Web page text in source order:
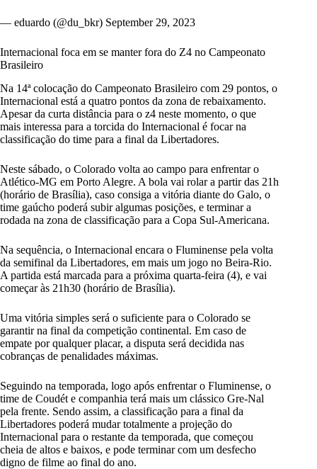
— eduardo (@du_bkr) September 29, 2023
Internacional foca em se manter fora do Z4 no Campeonato
Brasileiro
Na 14ª colocação do Campeonato Brasileiro com 29 pontos, o
Internacional está a quatro pontos da zona de rebaixamento.
Apesar da curta distância para o z4 neste momento, o que
mais interessa para a torcida do Internacional é focar na
classificação do time para a final da Libertadores.
Neste sábado, o Colorado volta ao campo para enfrentar o
Atlético-MG em Porto Alegre. A bola vai rolar a partir das 21h
(horário de Brasília), caso consiga a vitória diante do Galo, o
time gaúcho poderá subir algumas posições, e terminar a
rodada na zona de classificação para a Copa Sul-Americana.
Na sequência, o Internacional encara o Fluminense pela volta
da semifinal da Libertadores, em mais um jogo no Beira-Rio.
A partida está marcada para a próxima quarta-feira (4), e vai
começar às 21h30 (horário de Brasília).
Uma vitória simples será o suficiente para o Colorado se
garantir na final da competição continental. Em caso de
empate por qualquer placar, a disputa será decidida nas
cobranças de penalidades máximas.
Seguindo na temporada, logo após enfrentar o Fluminense, o
time de Coudét e companhia terá mais um clássico Gre-Nal
pela frente. Sendo assim, a classificação para a final da
Libertadores poderá mudar totalmente a projeção do
Internacional para o restante da temporada, que começou
cheia de altos e baixos, e pode terminar com um desfecho
digno de filme ao final do ano.